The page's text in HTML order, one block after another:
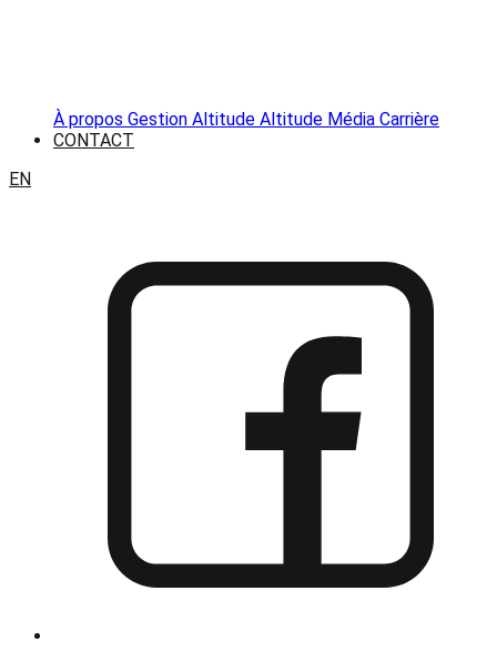
À propos Gestion Altitude Altitude Média Carrière
CONTACT
EN